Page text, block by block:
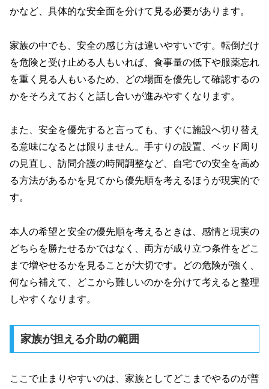
かなど、具体的な安全面を分けて見る必要があります。
家族の中でも、安全の感じ方は違いやすいです。転倒だけ
を危険と受け止める人もいれば、食事量の低下や服薬忘れ
を重く見る人もいるため、どの場面を優先して確認するの
かをそろえておくと話し合いが進みやすくなります。
また、安全を優先すると言っても、すぐに施設へ切り替え
る意味になるとは限りません。手すりの設置、ベッド周り
の見直し、訪問介護の時間調整など、自宅での安全を高め
る方法があるかを見てから優先順を考えるほうが現実的で
す。
本人の希望と安全の優先順を考えるときは、感情と現実の
どちらを勝たせるかではなく、両方が成り立つ条件をどこ
まで増やせるかを見ることが大切です。どの危険が強く、
何なら補えて、どこから難しいのかを分けて考えると整理
しやすくなります。
家族が担える介助の範囲
ここで止まりやすいのは、家族としてどこまでやるのが普